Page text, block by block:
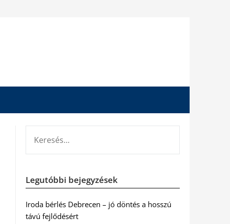
Legutóbbi bejegyzések
Iroda bérlés Debrecen – jó döntés a hosszú
távú fejlődésért